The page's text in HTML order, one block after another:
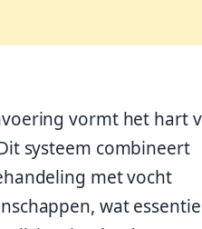
vormt het hart
systeem combineert
met vocht
wat